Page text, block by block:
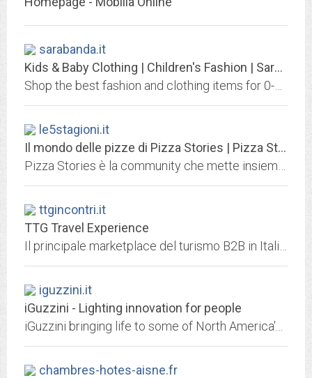
sarabanda.it
Kids & Baby Clothing | Children's Fashion | Sarabanda Fashionable and...
le5stagioni.it
Il mondo delle pizze di Pizza Stories | Pizza Stories
ttgincontri.it
TTG Travel Experience
iguzzini.it
iGuzzini - Lighting innovation for people
chambres-hotes-aisne.fr